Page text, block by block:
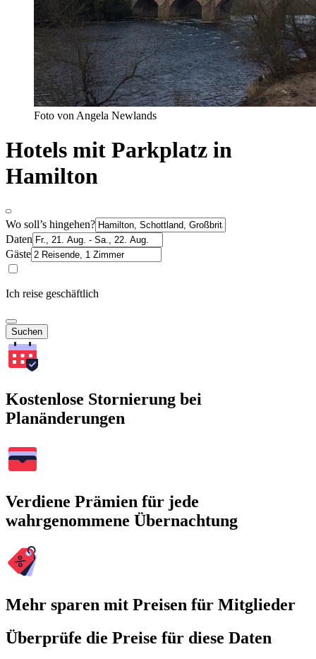
Foto von Angela Newlands
Hotels mit Parkplatz in
Hamilton
Wo soll’s hingehen?
Daten
Gäste
Ich reise geschäftlich
Suchen
Kostenlose Stornierung bei
Planänderungen
Verdiene Prämien für jede
wahrgenommene Übernachtung
Mehr sparen mit Preisen für Mitglieder
Überprüfe die Preise für diese Daten